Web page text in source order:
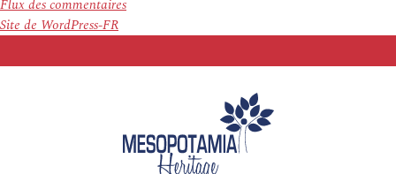
Flux des commentaires
Site de WordPress-FR